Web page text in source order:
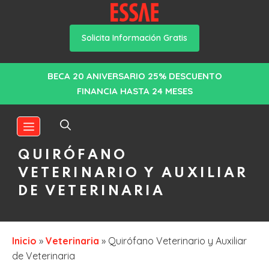
Solicita Información Gratis
BECA 20 ANIVERSARIO 25% DESCUENTO
FINANCIA HASTA 24 MESES
QUIRÓFANO
VETERINARIO Y AUXILIAR
DE VETERINARIA
Inicio » Veterinaria » Quirófano Veterinario y Auxiliar
de Veterinaria